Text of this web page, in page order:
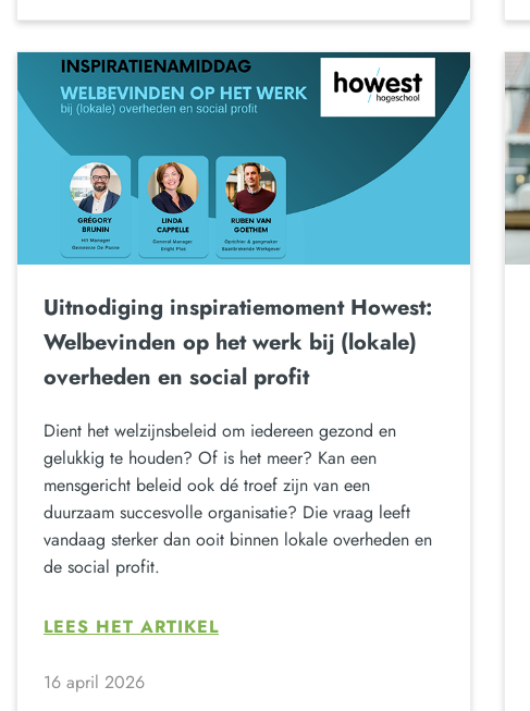
Uitnodiging inspiratiemoment Howest:
Welbevinden op het werk bij (lokale)
overheden en social profit
Dient het welzijnsbeleid om iedereen gezond en
gelukkig te houden? Of is het meer? Kan een
mensgericht beleid ook dé troef zijn van een
duurzaam succesvolle organisatie? Die vraag leeft
vandaag sterker dan ooit binnen lokale overheden en
de social profit.
LEES HET ARTIKEL
16 april 2026